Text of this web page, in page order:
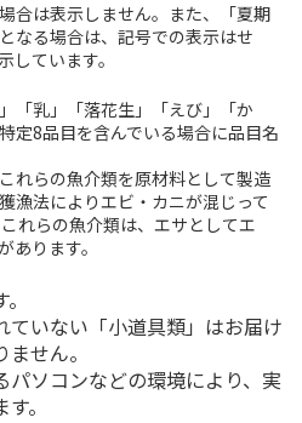
合は表示しません。また、「夏期
なる場合は、記号での表示はせ
しています。
「乳」「落花生」「えび」「か
定8品目を含んでいる場合に品目名
れらの魚介類を原材料として製造
漁法によりエビ・カニが混じって
れらの魚介類は、エサとしてエ
あります。
ていない「小道具類」はお届け
せん。
パソコンなどの環境により、実
。